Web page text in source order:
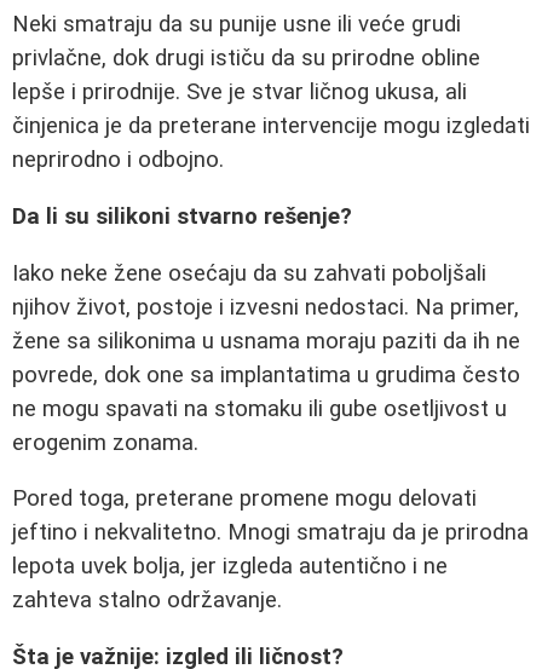
Neki smatraju da su punije usne ili veće grudi
privlačne, dok drugi ističu da su prirodne obline
lepše i prirodnije. Sve je stvar ličnog ukusa, ali
činjenica je da preterane intervencije mogu izgledati
neprirodno i odbojno.
Da li su silikoni stvarno rešenje?
Iako neke žene osećaju da su zahvati poboljšali
njihov život, postoje i izvesni nedostaci. Na primer,
žene sa silikonima u usnama moraju paziti da ih ne
povrede, dok one sa implantatima u grudima često
ne mogu spavati na stomaku ili gube osetljivost u
erogenim zonama.
Pored toga, preterane promene mogu delovati
jeftino i nekvalitetno. Mnogi smatraju da je prirodna
lepota uvek bolja, jer izgleda autentično i ne
zahteva stalno održavanje.
Šta je važnije: izgled ili ličnost?